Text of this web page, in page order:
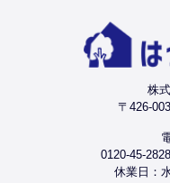
株
〒426-
0120-45-
休業日：